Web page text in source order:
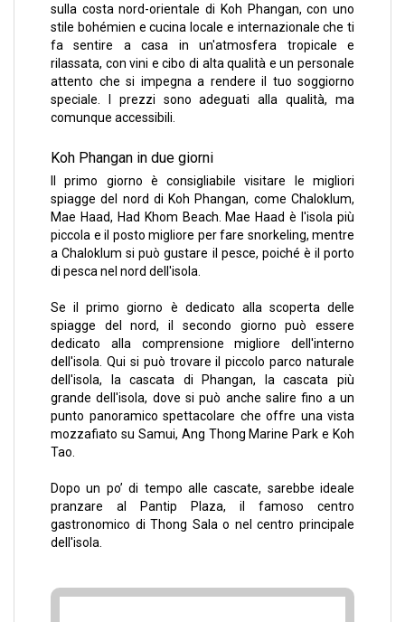
sulla costa nord-orientale di Koh Phangan, con uno
stile bohémien e cucina locale e internazionale che ti
fa sentire a casa in un'atmosfera tropicale e
rilassata, con vini e cibo di alta qualità e un personale
attento che si impegna a rendere il tuo soggiorno
speciale. I prezzi sono adeguati alla qualità, ma
comunque accessibili.
Koh Phangan in due giorni
Il primo giorno è consigliabile visitare le migliori
spiagge del nord di Koh Phangan, come Chaloklum,
Mae Haad, Had Khom Beach. Mae Haad è l'isola più
piccola e il posto migliore per fare snorkeling, mentre
a Chaloklum si può gustare il pesce, poiché è il porto
di pesca nel nord dell'isola.
Se il primo giorno è dedicato alla scoperta delle
spiagge del nord, il secondo giorno può essere
dedicato alla comprensione migliore dell'interno
dell'isola. Qui si può trovare il piccolo parco naturale
dell'isola, la cascata di Phangan, la cascata più
grande dell'isola, dove si può anche salire fino a un
punto panoramico spettacolare che offre una vista
mozzafiato su Samui, Ang Thong Marine Park e Koh
Tao
Dopo un po’ di tempo alle cascate, sarebbe ideale
pranzare al Pantip Plaza, il famoso centro
gastronomico di Thong Sala o nel centro principale
dell'isola.